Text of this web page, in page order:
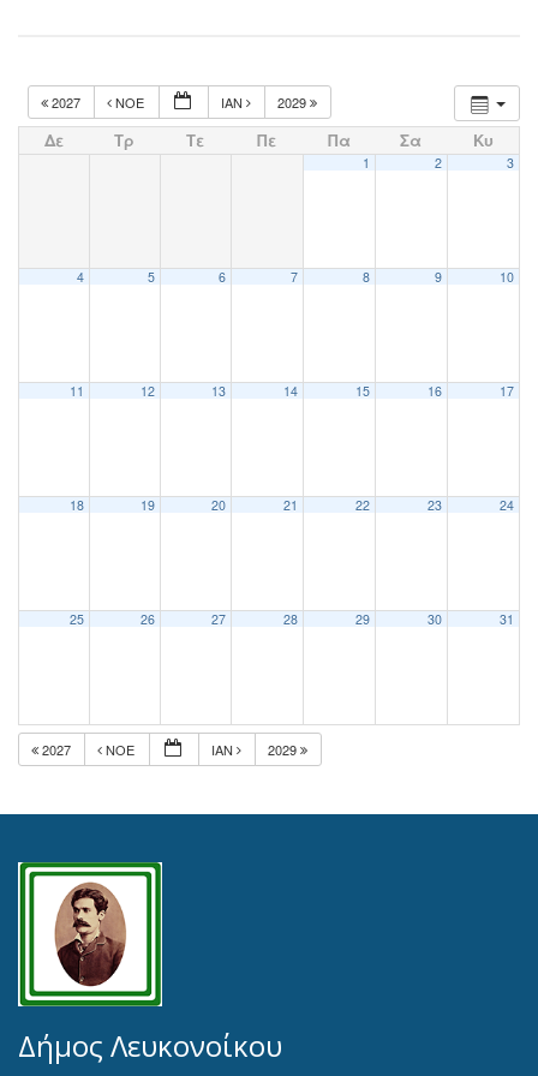
2027 ΝΟΈ ΙΑΝ 2029
Δε Τρ Τε Πε Πα Σα Κυ
1 2 3
4 5 6 7 8 9 10
11 12 13 14 15 16 17
18 19 20 21 22 23 24
25 26 27 28 29 30 31
2027 ΝΟΈ ΙΑΝ 2029
Δήμος Λευκονοίκου